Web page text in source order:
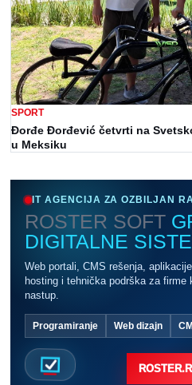
SPORT
Đorđe Đorđević četvrti na
u Meksiku
IT AGENCIJA ZA OZBILJAN
ROSTER SOFT
DIGITALNE
Web portali, CMS rešenja,
hosting i tehnička podrška za
nastup.
Programiranje Web dizajn